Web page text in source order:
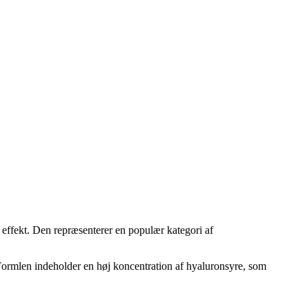
Den repræsenterer en populær kategori af
indeholder en høj koncentration af hyaluronsyre, som